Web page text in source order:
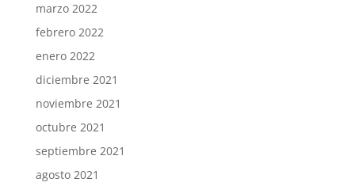
marzo 2022
febrero 2022
enero 2022
diciembre 2021
noviembre 2021
octubre 2021
septiembre 2021
agosto 2021